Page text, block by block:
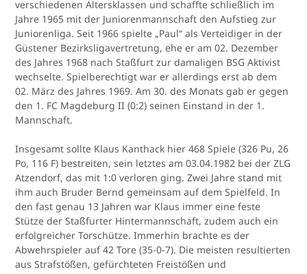
verschiedenen Altersklassen und schaffte schließlich im
Jahre 1965 mit der Juniorenmannschaft den Aufstieg zur
Juniorenliga. Seit 1966 spielte „Paul“ als Verteidiger in der
Güstener Bezirksligavertretung, ehe er am 02. Dezember
des Jahres 1968 nach Staßfurt zur damaligen BSG Aktivist
wechselte. Spielberechtigt war er allerdings erst ab dem
02. März des Jahres 1969. Am 30. des Monats gab er gegen
den 1. FC Magdeburg II (0:2) seinen Einstand in der 1.
Mannschaft.
Insgesamt sollte Klaus Kanthack hier 468 Spiele (326 Pu, 26
Po, 116 F) bestreiten, sein letztes am 03.04.1982 bei der ZLG
Atzendorf, das mit 1:0 verloren ging. Zwei Jahre stand mit
ihm auch Bruder Bernd gemeinsam auf dem Spielfeld. In
den fast genau 13 Jahren war Klaus immer eine feste
Stütze der Staßfurter Hintermannschaft, zudem auch ein
erfolgreicher Torschütze. Immerhin brachte es der
Abwehrspieler auf 42 Tore (35-0-7). Die meisten resultierten
aus Strafstößen, gefürchteten Freistößen und